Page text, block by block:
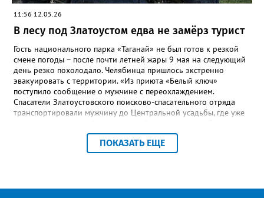
11:56 12.05.26
В лесу под Златоустом едва не замёрз турист
Гость национального парка «Таганай» не был готов к резкой
смене погоды – после почти летней жары 9 мая на следующий
день резко похолодало. Челябинца пришлось экстренно
эвакуировать с территории. «Из приюта «Белый ключ»
поступило сообщение о мужчине с переохлаждением.
Спасатели Златоустовского поисково-спасательного отряда
транспортировали мужчину до Центральной усадьбы, где уже
пресс-центре ПСС по Челябинской области. К счастью, это был
единственный инцидент за все праздничные выходные,
отметили в ПСС. Всего за время традиционного дежурства
были гости из Нижнего Тагила, Перми, Тюмени, Казани, Москвы,
ПОКАЗАТЬ ЕЩЕ